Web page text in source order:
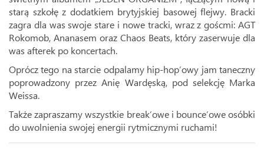
starą szkołę z dodatkiem brytyjskiej basowej flejwy. Bracki
zagra dla was swoje stare i nowe tracki, wraz z goścmi: AGT
Rokomob, Ananasem oraz Chaos Beats, który zaserwuje dla
was afterek po koncertach.
Oprócz tego na starcie odpalamy hip-hop’owy jam taneczny
poprowadzony przez Anię Wardęską, pod selekcję Marka
Weissa.
Także zapraszamy wszystkie break’owe i bounce’owe osóbki
do uwolnienia swojej energii rytmicznymi ruchami!